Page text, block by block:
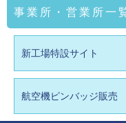
事業所・営業所一
新工場特設サイト
航空機ピンバッジ販売